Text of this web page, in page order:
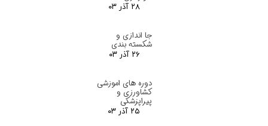
۲۸ آذر ۰۳
جا اندازی و
شکسته بندی
۲۶ آذر ۰۳
دوره های اموزشی
کشاورزی و
پیراپزشکی
۲۵ آذر ۰۳